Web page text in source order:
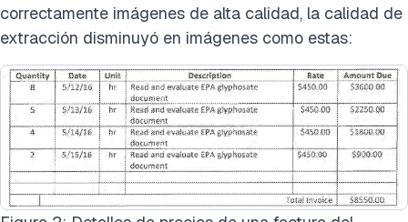
correctamente imágenes de alta calidad, la calidad de
extracción disminuyó en imágenes como estas: